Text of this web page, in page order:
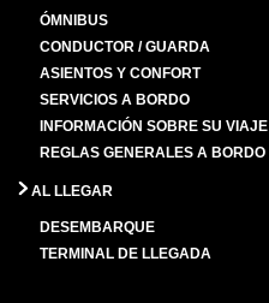
ÓMNIBUS
CONDUCTOR / GUARDA
ASIENTOS Y CONFORT
SERVICIOS A BORDO
INFORMACIÓN SOBRE SU VIAJE
REGLAS GENERALES A BORDO
AL LLEGAR
DESEMBARQUE
TERMINAL DE LLEGADA